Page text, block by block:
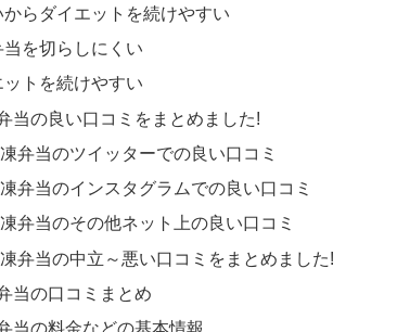
らダイエットを続けやすい
を切らしにくい
トを続けやすい
当の良い口コミをまとめました!
弁当のツイッターでの良い口コミ
弁当のインスタグラムでの良い口コミ
弁当のその他ネット上の良い口コミ
弁当の中立～悪い口コミをまとめました!
当の口コミまとめ
当の料金などの基本情報